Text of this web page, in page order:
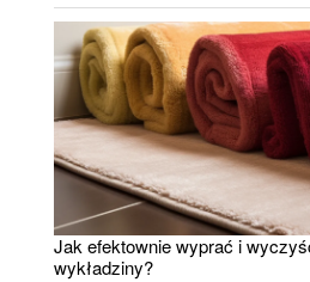
Jak efektownie wyprać i
wykładziny?